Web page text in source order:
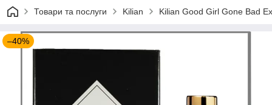
Товари та послуги Kilian Kilian Good Girl Gone Bad
–40%